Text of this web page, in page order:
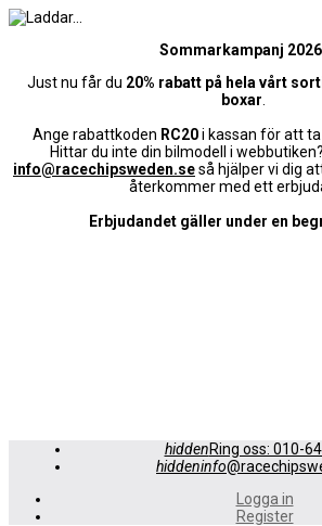
Sommarkampanj
Just nu får du 20% rabatt på hela vårt
boxar
Ange rabattkoden RC20i kassan för att ta
Hittar du inte din bilmodell i
info@racechipsweden.seså hjälper vi dig
återkommer med ett
Erbjudandet gäller under en
hiddenRing oss: 010-
hiddeninfo
Logga in
Register